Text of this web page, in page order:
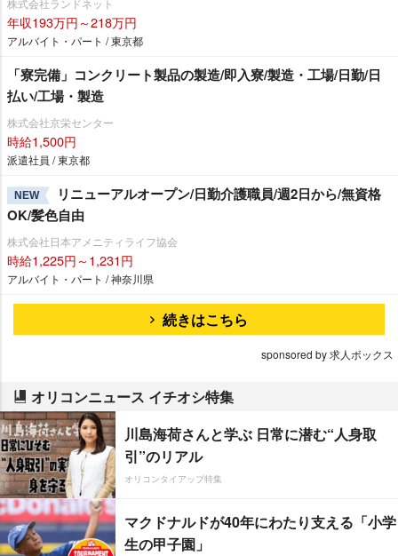
株式会社ランドネット
年収193万円～218万円
アルバイト・パート / 東京都
「寮完備」コンクリート製品の製造/即入寮/製造・工場/日勤/日
払い/工場・製造
株式会社京栄センター
時給1,500円
派遣社員 / 東京都
NEW
リニューアルオープン/日勤介護職員/週2日から/無資格
OK/髪色自由
株式会社日本アメニティライフ協会
時給1,225円～1,231円
アルバイト・パート / 神奈川県
続きはこちら
sponsored by 求人ボックス
オリコンニュース イチオシ特集
川島海荷さんと学ぶ 日常に潜む“人身取
引”のリアル
オリコンタイアップ特集
マクドナルドが40年にわたり支える「小学
生の甲子園」